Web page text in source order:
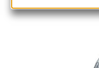
Ignorer la galerie